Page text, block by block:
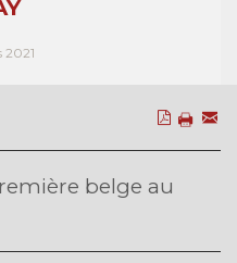
2021
belge au